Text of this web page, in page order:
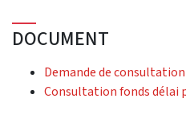
DOCUMENT
Demande de
Consultation fonds délai